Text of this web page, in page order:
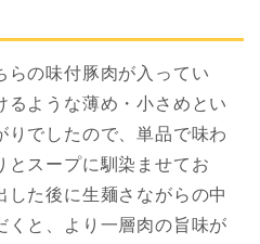
らの味付豚肉が入ってい
るような薄め・小さめとい
でしたので、単品で味わ
スープに馴染ませてお
した後に生麺さながらの中
くと、より一層肉の旨味が